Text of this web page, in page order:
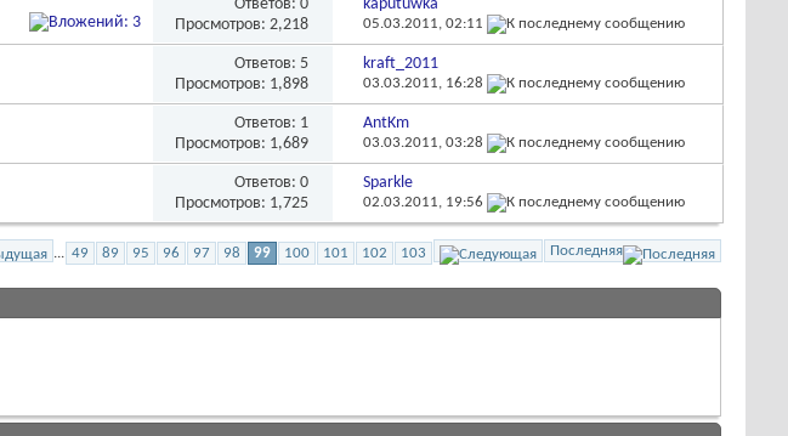
Ответов:0
Просмотров: 2,218
kaputuwka
05.03.2011, 02:11
Ответов: 5
Просмотров: 1,898
kraft_2011
03.03.2011, 16:28
Ответов: 1
Просмотров: 1,689
AntKm
03.03.2011, 03:28
Ответов:0
Просмотров: 1,725
Sparkle
02.03.2011, 19:56
... 49 89 95 96 97 98 99 100 101 102 103 Последняя